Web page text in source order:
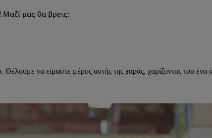
μας θα βρεις:
να είμαστε μέρος αυτής της χαράς, χαρίζοντας του